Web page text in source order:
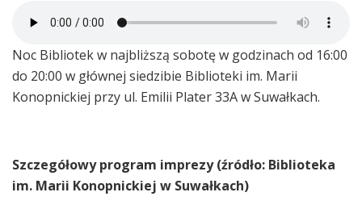
Noc Bibliotek w najbliższą sobotę w godzinach od 16:00
do 20:00 w głównej siedzibie Biblioteki im. Marii
Konopnickiej przy ul. Emilii Plater 33A w Suwałkach.
Szczegółowy program imprezy (źródło: Biblioteka
im. Marii Konopnickiej w Suwałkach)